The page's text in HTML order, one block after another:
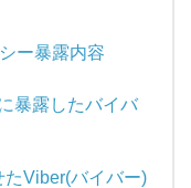
ー暴露内容
暴露したバイバ
Viber(バイバー)